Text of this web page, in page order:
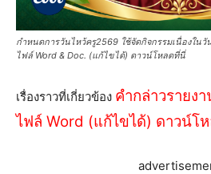
กำหนดการวันไหว้ครู2569 ใช้จัดกิจกรรมเนื่องใน
ไฟล์ Word & Doc. (แก้ไขได้) ดาวน์โหลดที่นี่
เรื่องราวที่เกี่ยวข้อง คำกล่าวรายง
ไฟล์ Word (แก้ไขได้) ดาวน์โ